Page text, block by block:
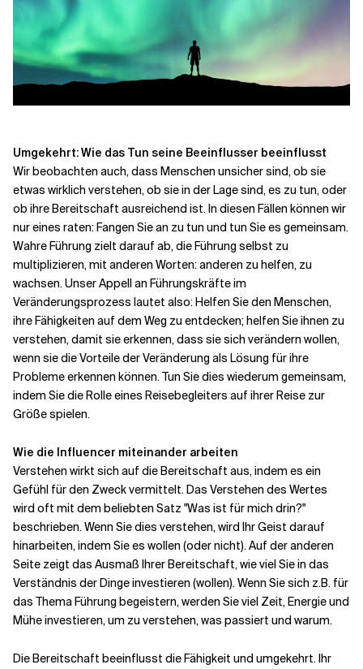
Umgekehrt: Wie das Tun seine Beeinflusser beeinflusst
Wir beobachten auch, dass Menschen unsicher sind, ob sie
etwas wirklich verstehen, ob sie in der Lage sind, es zu tun, oder
ob ihre Bereitschaft ausreichend ist. In diesen Fällen können wir
nur eines raten: Fangen Sie an zu tun und tun Sie es gemeinsam.
Wahre Führung zielt darauf ab, die Führung selbst zu
multiplizieren, mit anderen Worten: anderen zu helfen, zu
wachsen. Unser Appell an Führungskräfte im
Veränderungsprozess lautet also: Helfen Sie den Menschen,
ihre Fähigkeiten auf dem Weg zu entdecken; helfen Sie ihnen zu
verstehen, damit sie erkennen, dass sie sich verändern wollen,
wenn sie die Vorteile der Veränderung als Lösung für ihre
Probleme erkennen können. Tun Sie dies wiederum gemeinsam,
indem Sie die Rolle eines Reisebegleiters auf ihrer Reise zur
Größe spielen.
Wie die Influencer miteinander arbeiten
Verstehen wirkt sich auf die Bereitschaft aus, indem es ein
Gefühl für den Zweck vermittelt. Das Verstehen des Wertes
wird oft mit dem beliebten Satz "Was ist für mich drin?"
beschrieben. Wenn Sie dies verstehen, wird Ihr Geist darauf
hinarbeiten, indem Sie es wollen (oder nicht). Auf der anderen
Seite zeigt das Ausmaß Ihrer Bereitschaft, wie viel Sie in das
Verständnis der Dinge investieren (wollen). Wenn Sie sich z.B. für
das Thema Führung begeistern, werden Sie viel Zeit, Energie und
Mühe investieren, um zu verstehen, was passiert und warum.
Die Bereitschaft beeinflusst die Fähigkeit und umgekehrt. Ihr